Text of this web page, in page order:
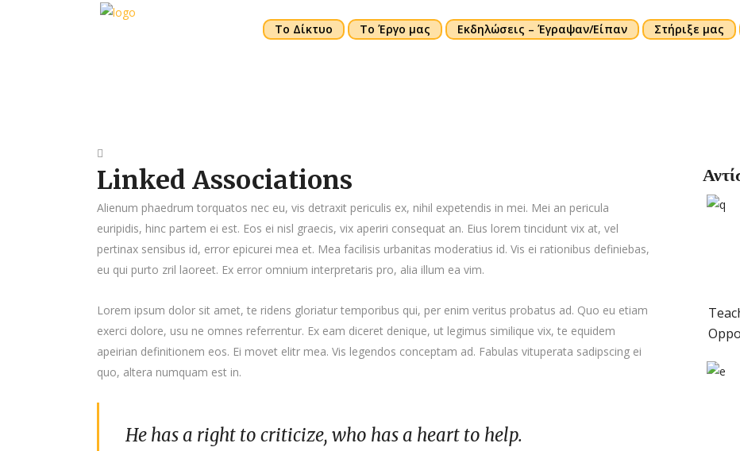
Το Δίκτυο Το Έργο μας Εκδηλώσεις – Έγραψαν/Είπαν Στήριξε μας
Linked Associations
Alienum phaedrum torquatos nec eu, vis detraxit periculis ex, nihil expetendis in mei. Mei an pericula
euripidis, hinc partem ei est. Eos ei nisl graecis, vix aperiri consequat an. Eius lorem tincidunt vix at, vel
pertinax sensibus id, error epicurei mea et. Mea facilisis urbanitas moderatius id. Vis ei rationibus definiebas,
eu qui purto zril laoreet. Ex error omnium interpretaris pro, alia illum ea vim.
Lorem ipsum dolor sit amet, te ridens gloriatur temporibus qui, per enim veritus probatus ad. Quo eu etiam
exerci dolore, usu ne omnes referrentur. Ex eam diceret denique, ut legimus similique vix, te equidem
apeirian definitionem eos. Ei movet elitr mea. Vis legendos conceptam ad. Fabulas vituperata sadipscing ei
quo, altera numquam est in.
He has a right to criticize, who has a heart to help.